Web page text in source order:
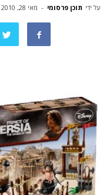
על ידי תוכן פרסומי - מאי 28, 2010